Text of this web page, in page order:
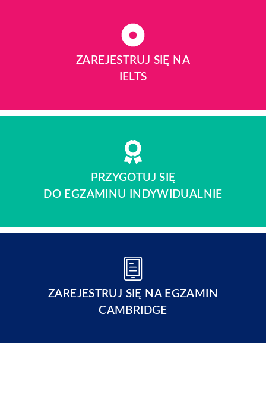
ZAREJESTRUJ SIĘ NA
IELTS
PRZYGOTUJ SIĘ
DO EGZAMINU INDYWIDUALNIE
ZAREJESTRUJ SIĘ NA EGZAMIN
CAMBRIDGE